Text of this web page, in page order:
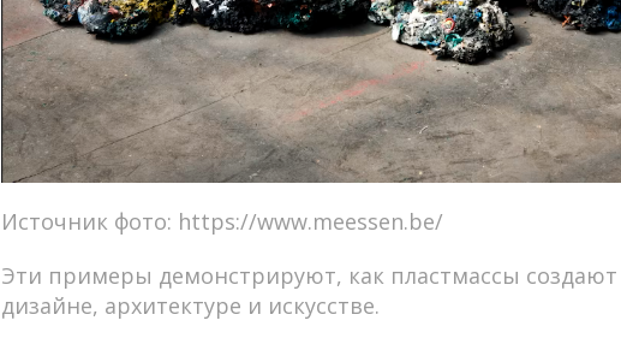
Источник фото: https://www.meessen.be/
Эти примеры демонстрируют, как пластмассы
дизайне, архитектуре и искусстве.